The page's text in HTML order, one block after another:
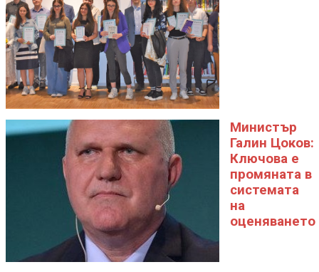
Министър
Галин Цоков:
Ключова е
промяната в
системата
на
оценяването